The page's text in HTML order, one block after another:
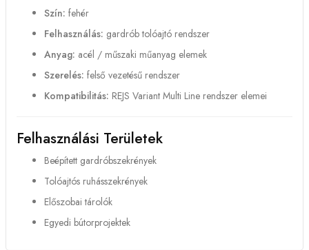
Szín: fehér
Felhasználás: gardrób tolóajtó rendszer
Anyag: acél / műszaki műanyag elemek
Szerelés: felső vezetésű rendszer
Kompatibilitás: REJS Variant Multi Line rendszer elemei
Felhasználási Területek
Beépített gardróbszekrények
Tolóajtós ruhásszekrények
Előszobai tárolók
Egyedi bútorprojektek